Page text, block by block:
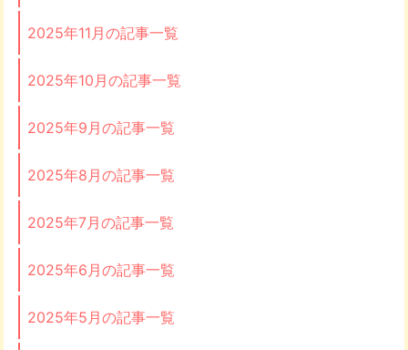
2025年11月の記事一覧
2025年10月の記事一覧
2025年9月の記事一覧
2025年8月の記事一覧
2025年7月の記事一覧
2025年6月の記事一覧
2025年5月の記事一覧